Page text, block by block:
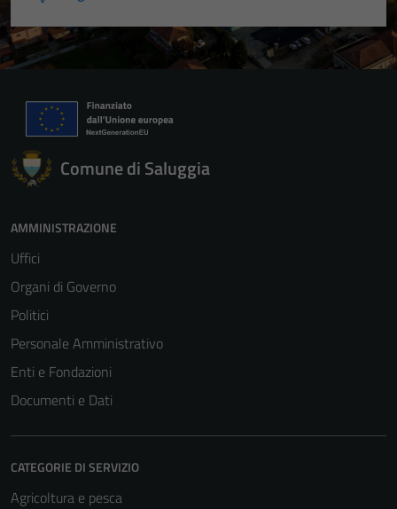
Comune di Saluggia
AMMINISTRAZIONE
Uffici
Organi di Governo
Politici
Personale Amministrativo
Enti e Fondazioni
Documenti e Dati
CATEGORIE DI SERVIZIO
Agricoltura e pesca